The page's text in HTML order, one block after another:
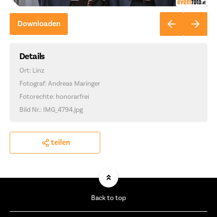
Downloaden
Details
Ort: Linz
Fotograf: Andreas Maringer
Fotorechte: honorarfrei
Bild Nr.: IMG_4794.jpg
teilen
Back to top